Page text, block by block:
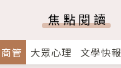
焦點閱讀
管 大眾心理 文學快報